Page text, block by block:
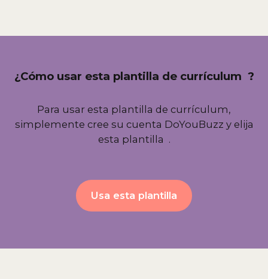
¿Cómo usar esta plantilla de currículum ?
Para usar esta plantilla de currículum,
simplemente cree su cuenta DoYouBuzz y elija
esta plantilla .
Usa esta plantilla